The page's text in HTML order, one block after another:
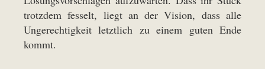
trotzdem fesselt, liegt an der Vision, dass alle
Ungerechtigkeit letztlich zu einem guten Ende
kommt.